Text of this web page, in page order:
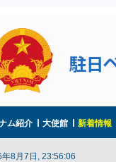
ム紹介 大使館 新着情報
8月7日, 23:56:07